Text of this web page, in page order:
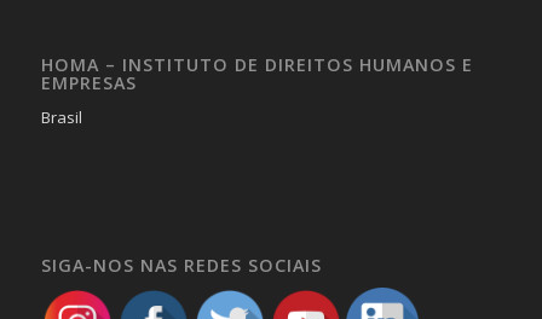
HOMA – INSTITUTO DE DIREITOS HUMANOS E
EMPRESAS
Brasil
SIGA-NOS NAS REDES SOCIAIS